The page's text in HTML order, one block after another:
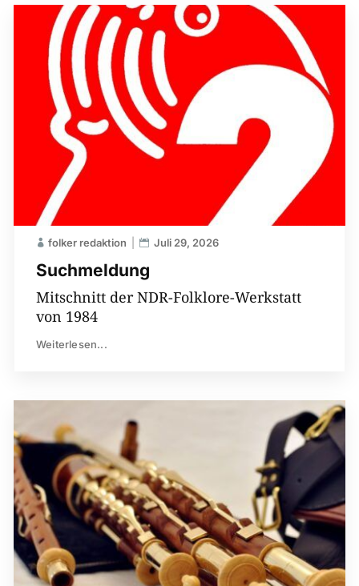
Suchmeldung
folker redaktion Juli 29, 2026
Mitschnitt der NDR-Folklore-Werkstatt
von 1984
Weiterlesen...